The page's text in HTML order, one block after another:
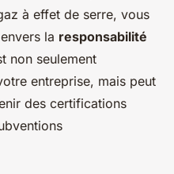
à effet de serre, vous
la responsabilité
non seulement
entreprise, mais peut
des certifications